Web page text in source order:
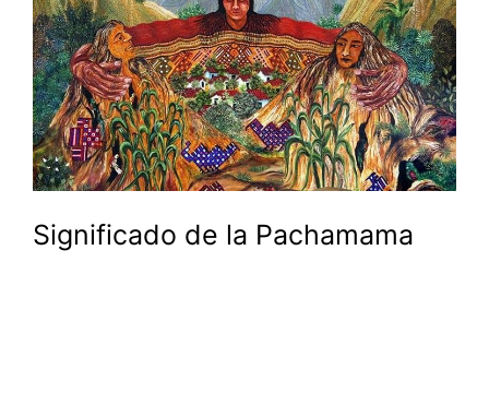
Significado de la Pachamama